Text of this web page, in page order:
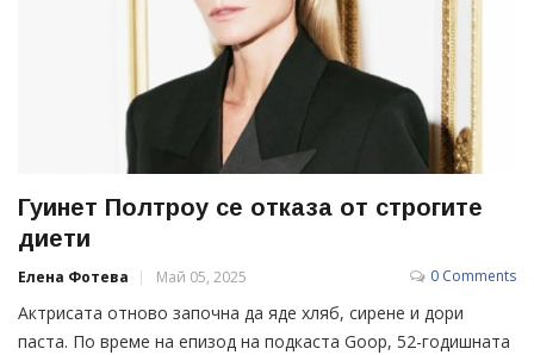
Гуинет Полтроу се отказа от строгите
диети
Елена Фотева Май 05, 2025 0 Comments
Актрисата отново започна да яде хляб, сирене и дори
паста. По време на епизод на подкаста Goop, 52-годишната